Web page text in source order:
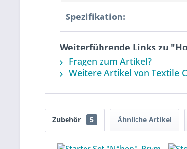
Spezifikation:
Weiterführende Links zu
Fragen zum Artikel?
Weitere Artikel von Textile
Zubehör 5 Ähnliche Artikel